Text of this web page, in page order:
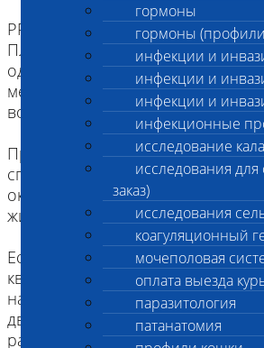
гормоны
гормоны
инфекции и
инфекции и
инфекции и
инфекционные
исследование кала
исследования
заказ)
исследования
коагуляционный
мочеполовая
оплата выезда
паразитология
патанатомия
PRP-терапия (Platelet Rich
Плазма крови, обогащенная
одна из самых современных и
методик, позволяющих быстро
восстановить движение в
При травме боль может
способность комфортно
оказывает огромное влияние
животного.
Есть много методов лечения,
квалифицированный
назначить для лечения травм
двигательного аппарата и
различные степени успеха.